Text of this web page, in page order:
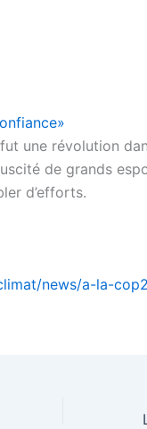
une révolution
de grands
d’efforts.
news/a-la-